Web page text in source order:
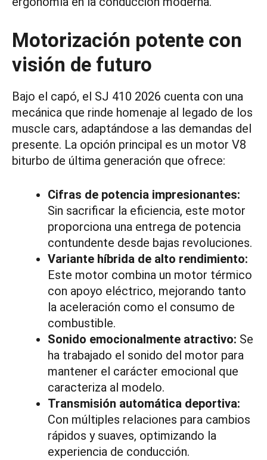
Motorización potente con
visión de futuro
Bajo el capó, el SJ 410 2026 cuenta con una
mecánica que rinde homenaje al legado de los
muscle cars, adaptándose a las demandas del
presente. La opción principal es un motor V8
biturbo de última generación que ofrece:
Cifras de potencia impresionantes:
Sin sacrificar la eficiencia, este motor
proporciona una entrega de potencia
contundente desde bajas revoluciones.
Variante híbrida de alto rendimiento:
Este motor combina un motor térmico
con apoyo eléctrico, mejorando tanto
la aceleración como el consumo de
combustible.
Sonido emocionalmente atractivo: Se
ha trabajado el sonido del motor para
mantener el carácter emocional que
caracteriza al modelo.
Transmisión automática deportiva:
Con múltiples relaciones para cambios
rápidos y suaves, optimizando la
experiencia de conducción.